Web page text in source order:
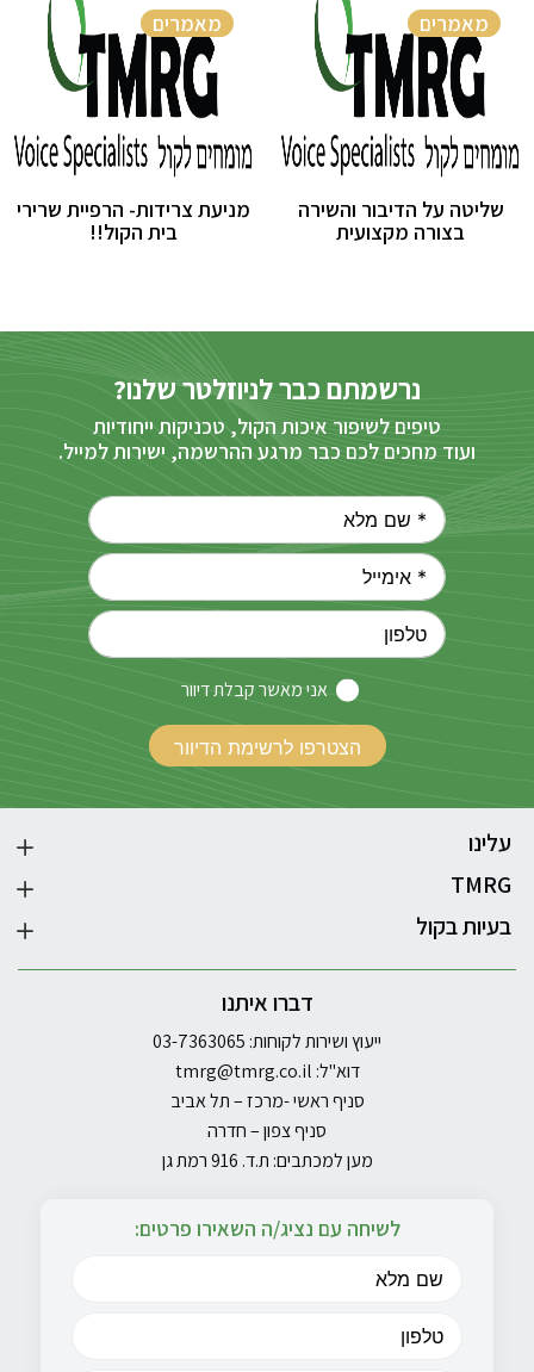
מאמרים
שליטה על הדיבור והשירה
בצורה מקצועית
מאמרים
מניעת צרידות- הרפיית שרירי
בית הקול!!
נרשמתם כבר לניוזלטר שלנו?
טיפים לשיפור איכות הקול, טכניקות ייחודיות
ועוד מחכים לכם כבר מרגע ההרשמה, ישירות למייל.
אני מאשר קבלת דיוור
עלינו
TMRG
בעיות בקול
דברו איתנו
ייעוץ ושירות לקוחות: 03-7363065
דוא"ל: tmrg@tmrg.co.il
סניף ראשי -מרכז – תל אביב
סניף צפון – חדרה
מען למכתבים: ת.ד. 916 רמת גן
לשיחה עם נציג/ה השאירו פרטים: